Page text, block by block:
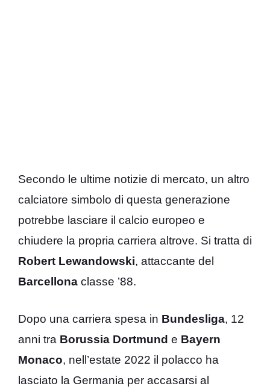
Secondo le ultime notizie di mercato, un altro
calciatore simbolo di questa generazione
potrebbe lasciare il calcio europeo e
chiudere la propria carriera altrove. Si tratta di
Robert Lewandowski, attaccante del
Barcellona classe ’88.
Dopo una carriera spesa in Bundesliga, 12
anni tra Borussia Dortmund e Bayern
Monaco, nell’estate 2022 il polacco ha
lasciato la Germania per accasarsi al